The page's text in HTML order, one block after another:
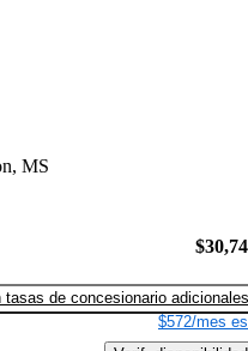
MS
tasas de concesionario adicionales
$572/mes